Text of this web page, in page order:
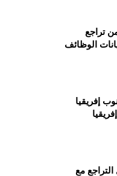
تراجع
الوظائف
إفريقيا
مع